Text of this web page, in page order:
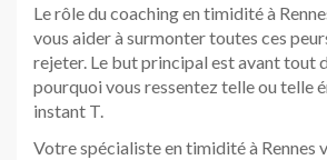
Le rôle du coaching en timidité à
vous aider à surmonter toutes ces
rejeter. Le but principal est avant tout
pourquoi vous ressentez telle ou telle
instant T.
Votre spécialiste en timidité à Rennes